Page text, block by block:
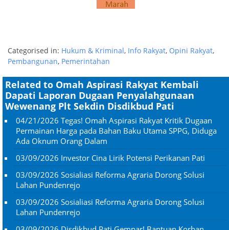
Categorised in: Hukum & Kriminal, Info Rakyat, Opini Rakyat,
Pembangunan, Pemerintahan
Related to Omah Aspirasi Rakyat Kembali
Dapati Laporan Dugaan Penyalahgunaan
Wewenang Plt Sekdin Disdikbud Pati
04/21/2026 Tegas! Omah Aspirasi Rakyat Kritik Dugaan
Permainan Harga pada Bahan Baku Utama SPPG, Diduga
Ada Oknum Orang Dalam
03/09/2026 Investor Cina Lirik Potensi Perikanan Pati
03/09/2026 Sosialiasi Reforma Agraria Dorong Solusi
Lahan Pundenrejo
03/09/2026 Sosialiasi Reforma Agraria Dorong Solusi
Lahan Pundenrejo